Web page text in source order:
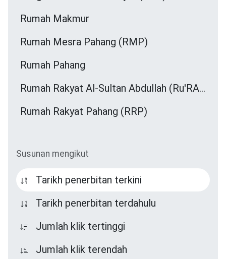
Rumah Makmur
Rumah Mesra Pahang (RMP)
Rumah Pahang
Rumah Rakyat Al-Sultan Abdullah (Ru'RASA)
Rumah Rakyat Pahang (RRP)
Susunan mengikut
Tarikh penerbitan terkini
Tarikh penerbitan terdahulu
Jumlah klik tertinggi
Jumlah klik terendah